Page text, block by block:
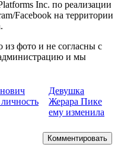
Inc. по реализации
Facebook на территории
из фото и не согласны с
и мы
Девушка
Жерара Пике
ему изменила
Комментировать